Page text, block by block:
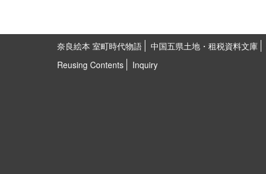
奈良絵本 室町時代物語 中国五県土地・租税資料文庫
Reusing Contents
Inquiry